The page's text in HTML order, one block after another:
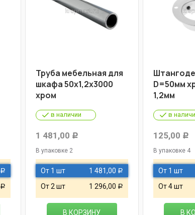
Р
Р
Труба мебельная для
шкафа 50х1,2х3000
хром
в наличии
1 481,00 Р
В упаковке 2
От 1 шт 1 481,00 Р
От 2 шт 1 296,00 Р
В КОРЗИНУ
D=50мм
1,2мм
в
125,00 Р
В упаковке 4
От 1 шт
От 4 шт
В